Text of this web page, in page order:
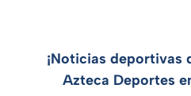
¡Noticias deportivas
Azteca Deportes